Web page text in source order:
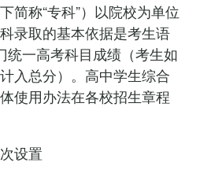
简称“专科”）以院校为单位
录取的基本依据是考生语
统一高考科目成绩（考生如
入总分）。高中学生综合
使用办法在各校招生章程
设置